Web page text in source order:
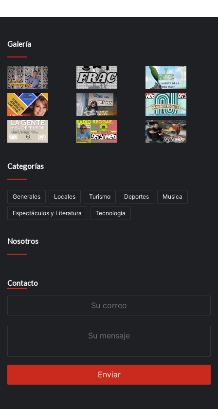
Galería
Categorías
Generales Locales Turismo Deportes Musica
Espectáculos y Literatura Tecnología
Nosotros
Contacto